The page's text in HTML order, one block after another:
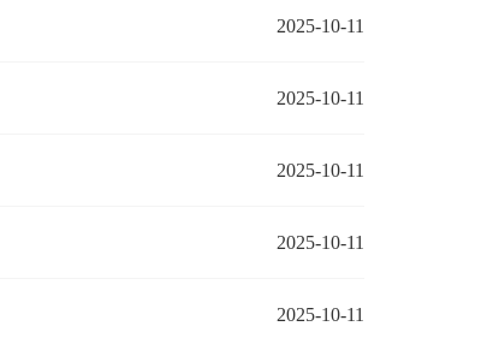
2025-10-11
2025-10-11
2025-10-11
2025-10-11
2025-10-11